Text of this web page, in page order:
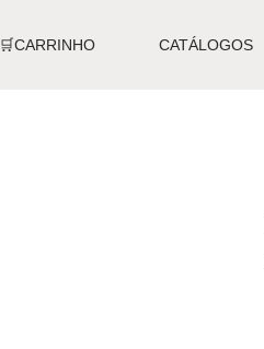
🛒CARRINHO CATÁLOGOS